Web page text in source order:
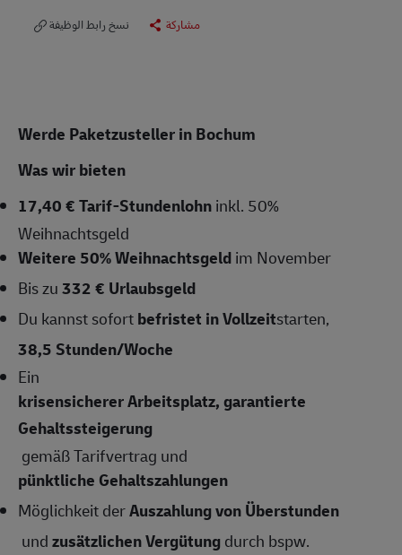
نسخ رابط الوظيفة مشاركة
Werde Paketzusteller in Bochum
Was wir bieten
17,40 € Tarif-Stundenlohninkl. 50%
Weihnachtsgeld
Weitere 50% Weihnachtsgeldim November
Bis zu332 € Urlaubsgeld
Du kannst sofortbefristet in Vollzeitstarten,
38,5 Stunden/Woche
Ein
krisensicherer Arbeitsplatz, garantierte
Gehaltssteigerung
gemäß Tarifvertrag und
pünktliche Gehaltszahlungen
Möglichkeit derAuszahlung von Überstunden
undzusätzlichen Vergütungdurch bspw.